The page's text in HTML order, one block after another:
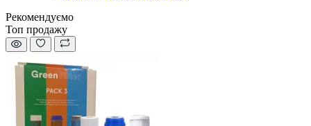
Рекомендуємо
Топ продажу